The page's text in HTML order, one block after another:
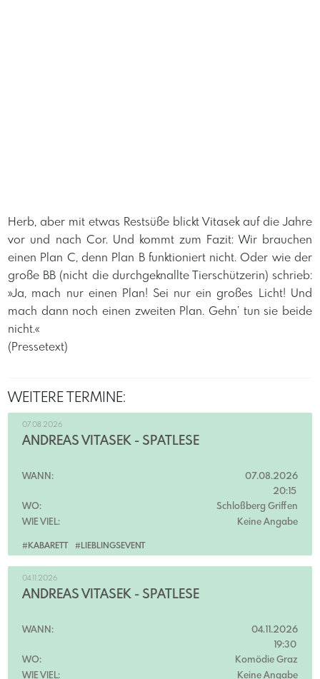
Herb, aber mit etwas Restsüße blickt Vitasek auf die Jahre
vor und nach Cor. Und kommt zum Fazit: Wir brauchen
einen Plan C, denn Plan B funktioniert nicht. Oder wie der
große BB (nicht die durchgeknallte Tierschützerin) schrieb:
»Ja, mach nur einen Plan! Sei nur ein großes Licht! Und
mach dann noch einen zweiten Plan. Gehn’ tun sie beide
nicht.«
(Pressetext) ​
WEITERE TERMINE:
#KABARETT #LIEBLINGSEVENT
07.08.2026
ANDREAS VITÁSEK - SPÄTLESE
WANN:
07.08.2026
20:15
WO:
Schloßberg Griffen
WIE VIEL:
Keine Angabe
04.11.2026
ANDREAS VITÁSEK - SPÄTLESE
WANN:
04.11.2026
19:30
WO:
Komödie Graz
WIE VIEL:
Keine Angabe